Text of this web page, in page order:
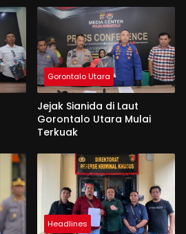
Gorontalo Utara
Jejak Sianida di Laut
Gorontalo Utara Mulai
Terkuak
Headlines